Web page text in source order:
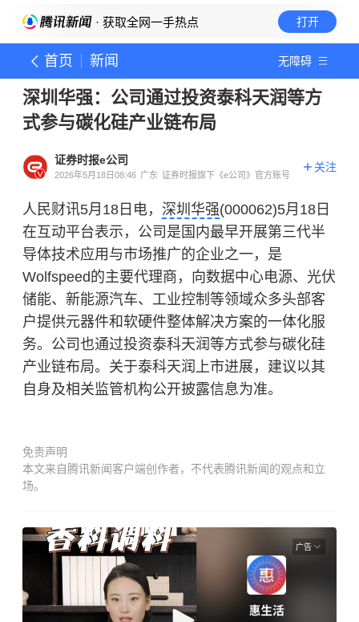
· 获取全网一手热点 打开
首页 新闻 无障碍
深圳华强：公司通过投资泰科天润等方
式参与碳化硅产业链布局
证券时报e公司
2026年5月18日08:46 广东 证券时报旗下《e公司》官方账号
关注
人民财讯5月18日电， 深圳华强(000062)5月18日
在互动平台表示，公司是国内最早开展第三代半
导体技术应用与市场推广的企业之一，是
Wolfspeed的主要代理商，向数据中心电源、光伏
储能、新能源汽车、工业控制等领域众多头部客
户提供元器件和软硬件整体解决方案的一体化服
务。公司也通过投资泰科天润等方式参与碳化硅
产业链布局。关于泰科天润上市进展，建议以其
自身及相关监管机构公开披露信息为准。
免责声明
本文来自腾讯新闻客户端创作者，不代表腾讯新闻的观点和立
场。
广告